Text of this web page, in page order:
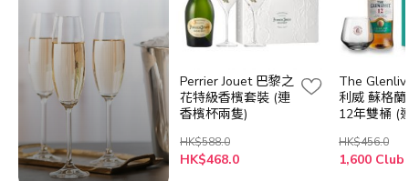
Perrier Jouet 巴黎之
花特級香檳套裝 (連
香檳杯兩隻)
HK$588.0
HK$468.0
The
利威 蘇格
12年雙桶 (
HK$456.0
1,600